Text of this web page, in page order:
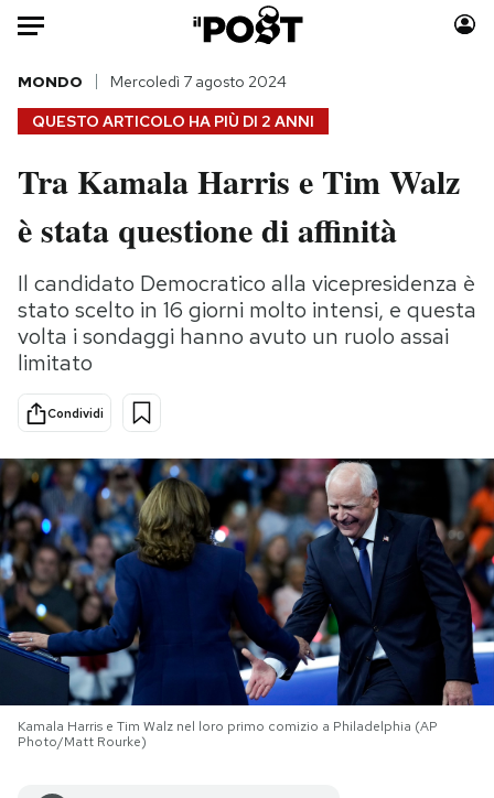
Auto
HOME
Italia
Politica
Tecnologia
Internet
Scienza
Cultura
Economia
Moda
Consumismi
Storie/Idee
Ok Boomer!
Media
PODCAST
NEWSLETTER
I MIEI PREFERITI
SHOP
QUESTO ARTICOLO HA PIÙ DI 2 ANNI
MONDO Mercoledì 7 agosto 2024
Tra Kamala Harris e Tim Walz
è stata questione di affinità
Il candidato Democratico alla vicepresidenza è
stato scelto in 16 giorni molto intensi, e questa
volta i sondaggi hanno avuto un ruolo assai
limitato
Condividi
Kamala Harris e Tim Walz nel loro primo comizio a Philadelphia (AP
Photo/Matt Rourke)